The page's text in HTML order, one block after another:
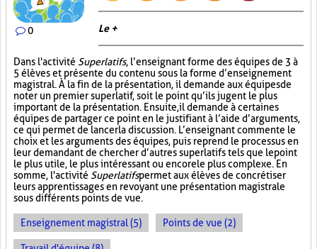
0 Le +
Dans l'activité Superlatifs, l’enseignant forme des équipes de 3 à
5 élèves et présente du contenu sous la forme d’enseignement
magistral. À la fin de la présentation, il demande aux équipes de
noter un premier superlatif, soit le point qu’ils jugent le plus
important de la présentation. Ensuite, il demande à certaines
équipes de partager ce point en le justifiant à l’aide d’arguments,
ce qui permet de lancer la discussion. L’enseignant commente le
choix et les arguments des équipes, puis reprend le processus en
leur demandant de chercher d’autres superlatifs tels que le point
le plus utile, le plus intéressant ou encore le plus complexe. En
somme, l'activité Superlatifspermet aux élèves de concrétiser
leurs apprentissages en revoyant une présentation magistrale
sous différents points de vue.
Enseignement magistral (5) Points de vue (2)